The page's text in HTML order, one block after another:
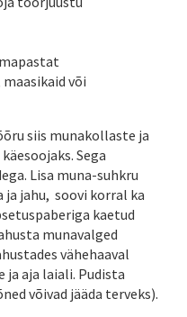
või
siis munakollaste ja
Sega
Lisa muna-suhkru
ja jahu, soovi korral ka
kaetud
munavalged
vähehaaval
ja aja laiali. Pudista
võivad jääda terveks).